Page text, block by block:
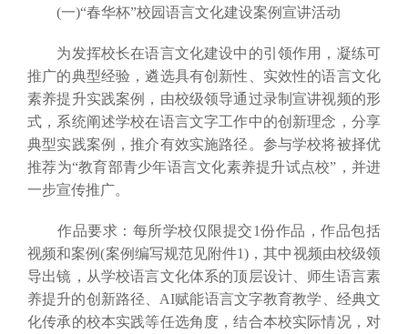
(一)“春华杯”校园语言文化建设案例宣讲活动
为发挥校长在语言文化建设中的引领作用，凝练可
推广的典型经验，遴选具有创新性、实效性的语言文化
素养提升实践案例，由校级领导通过录制宣讲视频的形
式，系统阐述学校在语言文字工作中的创新理念，分享
典型实践案例，推介有效实施路径。参与学校将被择优
推荐为“教育部青少年语言文化素养提升试点校”，并进
一步宣传推广。
作品要求：每所学校仅限提交1份作品，作品包括
视频和案例(案例编写规范见附件1)，其中视频由校级领
导出镜，从学校语言文化体系的顶层设计、师生语言素
养提升的创新路径、AI赋能语言文字教育教学、经典文
化传承的校本实践等任选角度，结合本校实际情况，对